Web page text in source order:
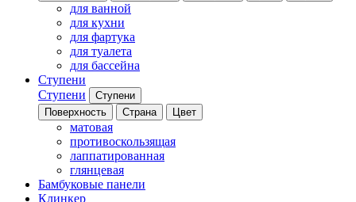
для ванной
для кухни
для фартука
для туалета
для бассейна
Ступени
Ступени
Ступени
Поверхность
Страна Цвет
матовая
противоскользящая
лаппатированная
глянцевая
Бамбуковые панели
Клинкер